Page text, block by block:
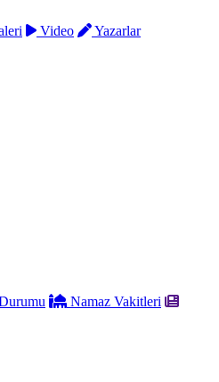
Video
Yazarlar
Namaz Vakitleri